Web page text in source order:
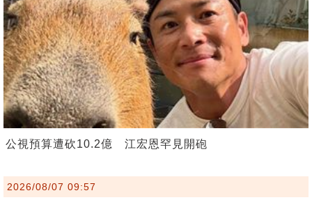
公視預算遭砍10.2億 江宏恩罕見開砲
2026/08/07 09:57